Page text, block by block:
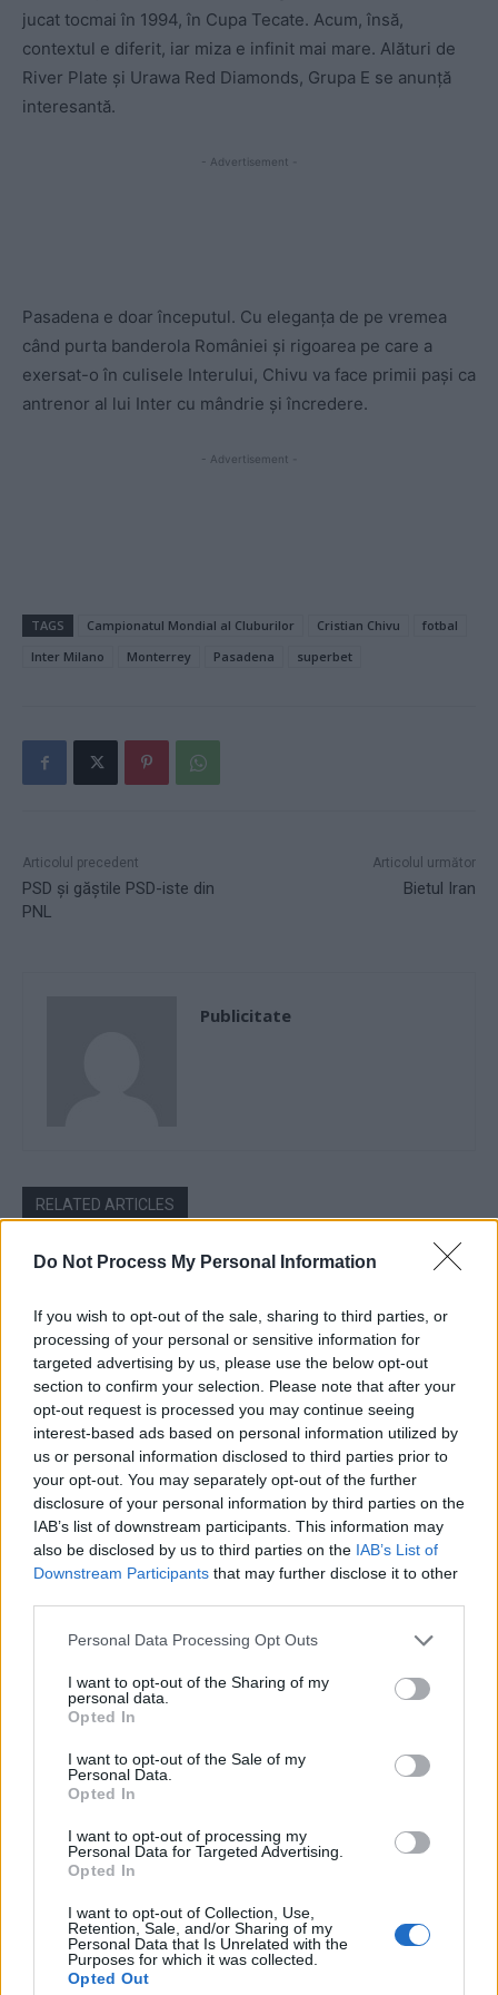
Do Not Process My Personal Information
If you wish to opt-out of the sale, sharing to third parties, or
processing of your personal or sensitive information for
targeted advertising by us, please use the below opt-out
section to confirm your selection. Please note that after your
opt-out request is processed you may continue seeing
interest-based ads based on personal information utilized by
us or personal information disclosed to third parties prior to
your opt-out. You may separately opt-out of the further
disclosure of your personal information by third parties on the
IAB’s list of downstream participants. This information may
also be disclosed by us to third parties on the IAB’s List of
Downstream Participants that may further disclose it to other
Personal Data Processing Opt Outs
I want to opt-out of the Sharing of my
personal data.
Opted In
I want to opt-out of the Sale of my
Personal Data.
Opted In
I want to opt-out of processing my
Personal Data for Targeted Advertising.
Opted In
I want to opt-out of Collection, Use,
Retention, Sale, and/or Sharing of my
Personal Data that Is Unrelated with the
Purposes for which it was collected.
Opted Out
jucat tocmai în 1994, în Cupa Tecate. Acum, însă,
contextul e diferit, iar miza e infinit mai mare. Alături de
River Plate și Urawa Red Diamonds, Grupa E se anunță
interesantă.
- Advertisement -
Pasadena e doar începutul. Cu eleganța de pe vremea
când purta banderola României și rigoarea pe care a
exersat-o în culisele Interului, Chivu va face primii pași ca
antrenor al lui Inter cu mândrie și încredere.
- Advertisement -
TAGS Campionatul Mondial al Cluburilor Cristian Chivu
fotbal
Inter Milano
Monterrey Pasadena superbet
Articolul precedent
PSD și găștile PSD-iste din
PNL
Articolul următor
Bietul Iran
Publicitate
RELATED ARTICLES
Pariuri sportive
Victoria oaspeților în Superligă, o
etapa a 3-a?
Săptămâna europeană decisivă:
cum arată șansele echipelor din
Superligă?
Pariuri sportive
Univ. Craiova și FCSB, favorite la
titlu. Cum arată Cotele Antepost
Superbet la start de Superligă?
LĂSAȚI UN MESAJ
Comentariu: